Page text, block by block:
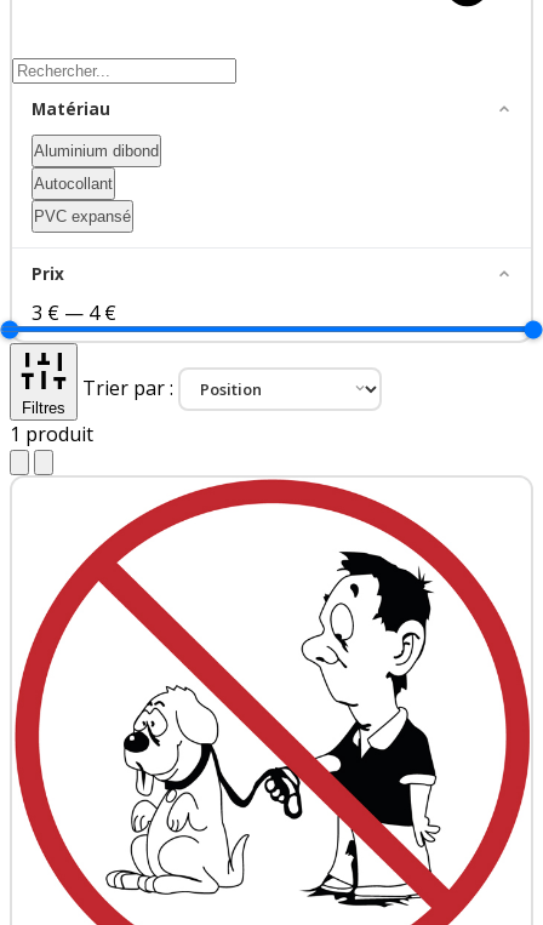
Matériau
Aluminium dibond
Autocollant
PVC expansé
Prix
3 € — 4 €
Filtres
Trier par :
1 produit